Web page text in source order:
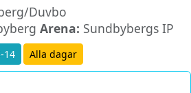
Duvbo
Arena: Sundbybergs IP
14 Alla dagar